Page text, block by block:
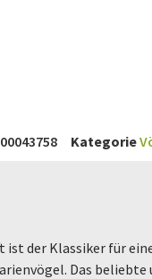
Kategorie
ist der Klassiker für
Das